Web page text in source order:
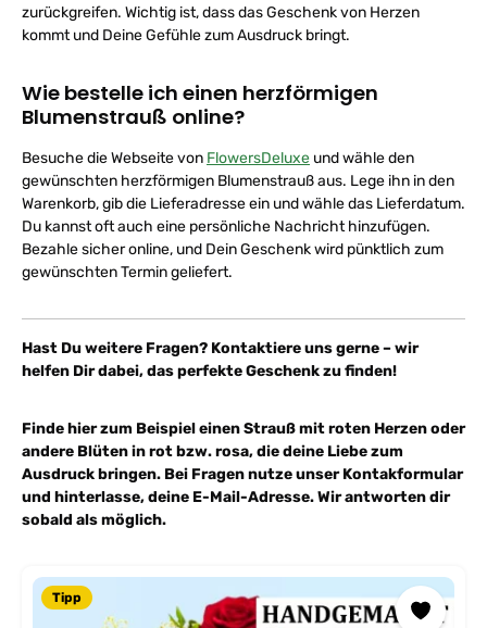
zurückgreifen. Wichtig ist, dass das Geschenk von Herzen
kommt und Deine Gefühle zum Ausdruck bringt.
Wie bestelle ich einen herzförmigen
Blumenstrauß online?
Besuche die Webseite von FlowersDeluxe und wähle den
gewünschten herzförmigen Blumenstrauß aus. Lege ihn in den
Warenkorb, gib die Lieferadresse ein und wähle das Lieferdatum.
Du kannst oft auch eine persönliche Nachricht hinzufügen.
Bezahle sicher online, und Dein Geschenk wird pünktlich zum
gewünschten Termin geliefert.
Hast Du weitere Fragen? Kontaktiere uns gerne – wir
helfen Dir dabei, das perfekte Geschenk zu finden!
Finde hier zum Beispiel einen Strauß mit roten Herzen oder
andere Blüten in rot bzw. rosa, die deine Liebe zum
Ausdruck bringen. Bei Fragen nutze unser Kontakformular
und hinterlasse, deine E-Mail-Adresse. Wir antworten dir
sobald als möglich.
Produktgalerie überspringen
Tipp